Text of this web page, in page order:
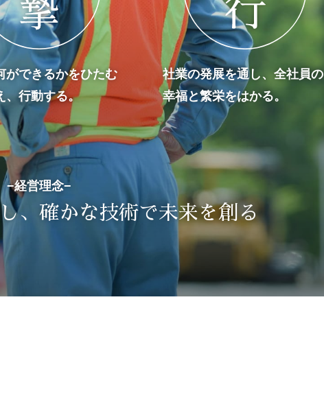
ができるかをひたむ
、行動する。
社業の発展を通し、全社員の
幸福と繁栄をはかる。
−経営理念−
、確かな技術で未来を創る